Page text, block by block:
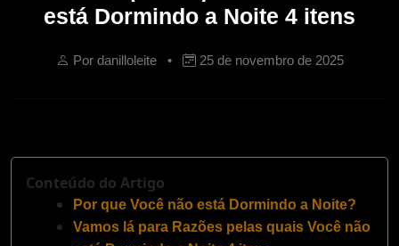
está Dormindo a Noite 4 itens
Por danilloleite • 25 de novembro de 2025
Conteúdo do Artigo
Por que Você não está Dormindo a Noite?
Vamos lá para Razões pelas quais Você não